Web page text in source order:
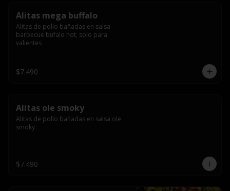
Alitas mega buffalo
Alitas de pollo bañadas en salsa
barbecue bufalo hot, solo para
valientes
$7.490
Alitas ole smoky
Alitas de pollo bañadas en salsa ole
smoky
$7.490